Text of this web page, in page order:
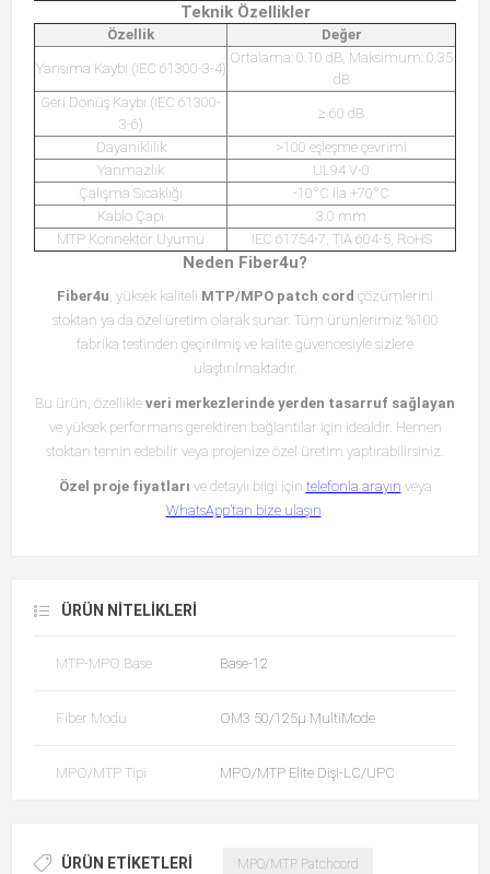
Teknik Özellikler
Özellik Değer
Yansıma Kaybı (IEC 61300-3-4)
Ortalama: 0.10 dB, Maksimum: 0.35
dB
Geri Dönüş Kaybı (IEC 61300-
3-6)
≥ 60 dB
Dayanıklılık
>100 eşleşme çevrimi
Yanmazlık
UL94 V-0
Çalışma Sıcaklığı
-10°C ila +70°C
Kablo Çapı
3.0 mm
MTP Konnektör Uyumu
IEC 61754-7, TIA 604-5, RoHS
Neden Fiber4u?
Fiber4u , yüksek kaliteli MTP/MPO patch cord çözümlerini
stoktan ya da özel üretim olarak sunar. Tüm ürünlerimiz %100
fabrika testinden geçirilmiş ve kalite güvencesiyle sizlere
ulaştırılmaktadır.
Bu ürün, özellikle veri merkezlerinde yerden tasarruf sağlayan
ve yüksek performans gerektiren bağlantılar için idealdir. Hemen
stoktan temin edebilir veya projenize özel üretim yaptırabilirsiniz.
Özel proje fiyatları ve detaylı bilgi için telefonla arayın veya
WhatsApp’tan bize ulaşın
ÜRÜN NITELIKLERI
MTP-MPO Base Base-12
Fiber Modu OM3 50/125µ MultiMode
MPO/MTP Tipi MPO/MTP Elite Dişi-LC/UPC
ÜRÜN ETIKETLERI MPO/MTP Patchcord